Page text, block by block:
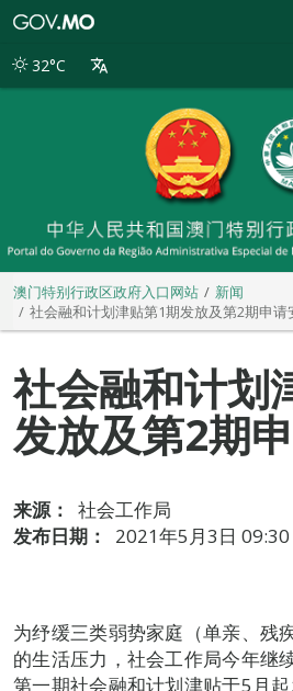
别
32°C
澳门特别行政区政府入口网站
新闻
社会融和计划津贴第1期发放及第2期申请
社会融和计划
发放及第2期
来源：
社会工作局
发布日期：
2021年5月3日 09:30
为纾缓三类弱势家庭（单亲、残
的生活压力，社会工作局今年继
第一期社会融和计划津贴于5月